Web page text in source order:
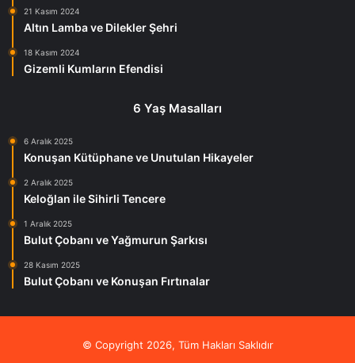
21 Kasım 2024
Altın Lamba ve Dilekler Şehri
18 Kasım 2024
Gizemli Kumların Efendisi
6 Yaş Masalları
6 Aralık 2025
Konuşan Kütüphane ve Unutulan Hikayeler
2 Aralık 2025
Keloğlan ile Sihirli Tencere
1 Aralık 2025
Bulut Çobanı ve Yağmurun Şarkısı
28 Kasım 2025
Bulut Çobanı ve Konuşan Fırtınalar
© Copyright 2026, Tüm Hakları Saklıdır